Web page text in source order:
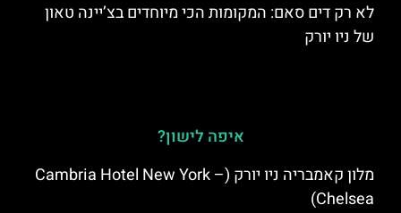
לא רק דים סאם: המקומות הכי מיוחדים בצ’יינה טאון
של ניו יורק
איפה לישון?
מלון קאמבריה ניו יורק (Cambria Hotel New York –
Chelsea)